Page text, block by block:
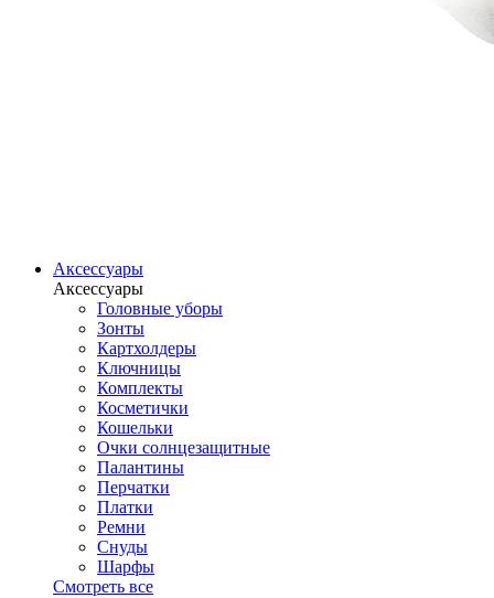
Аксессуары
Аксессуары
Головные уборы
Зонты
Картхолдеры
Ключницы
Комплекты
Косметички
Кошельки
Очки солнцезащитные
Палантины
Перчатки
Платки
Ремни
Снуды
Шарфы
Смотреть все